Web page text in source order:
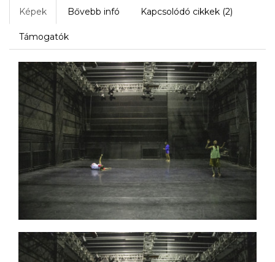
Képek Bővebb infó Kapcsolódó cikkek (2)
Támogatók